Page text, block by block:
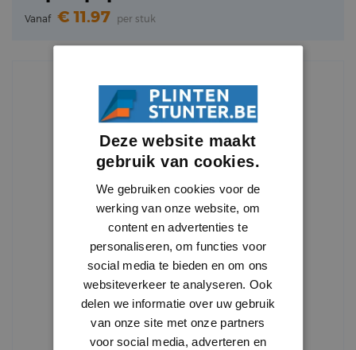
Vanaf 11.97 per stuk
Deze website maakt
gebruik van cookies.
We gebruiken cookies voor de
werking van onze website, om
content en advertenties te
personaliseren, om functies voor
social media te bieden en om ons
websiteverkeer te analyseren. Ook
delen we informatie over uw gebruik
van onze site met onze partners
voor social media, adverteren en